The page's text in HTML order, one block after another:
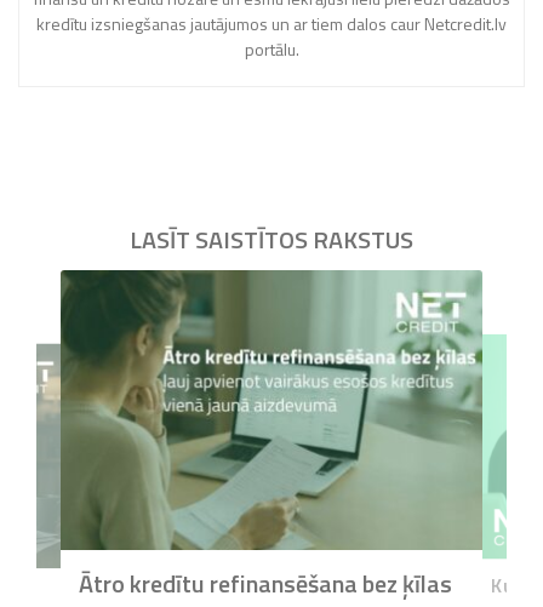
kredītu izsniegšanas jautājumos un ar tiem dalos caur Netcredit.lv
portālu.
LASĪT SAISTĪTOS RAKSTUS
Ātro kredītu refinansēšana bez ķīlas Kur